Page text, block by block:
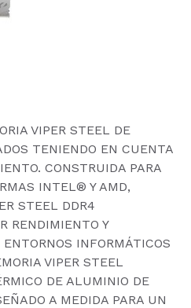
VIPER STEEL DE
TENIENDO EN CUENTA
CONSTRUIDA PARA
INTEL® Y AMD,
STEEL DDR4
RENDIMIENTO Y
INFORMÁTICOS
VIPER STEEL
DE ALUMINIO DE
A MEDIDA PARA UN